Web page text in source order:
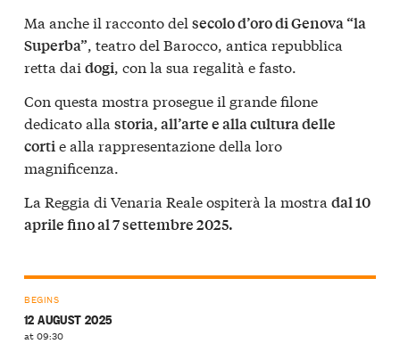
Ma anche il racconto del secolo d’oro di Genova “la
Superba”, teatro del Barocco, antica repubblica
retta dai dogi, con la sua regalità e fasto.
Con questa mostra prosegue il grande filone
dedicato alla storia, all’arte e alla cultura delle
cortie alla rappresentazione della loro
magnificenza.
La Reggia di Venaria Reale ospiterà la mostra dal 10
aprile fino al 7 settembre 2025.
BEGINS
12 AUGUST 2025
at 09:30